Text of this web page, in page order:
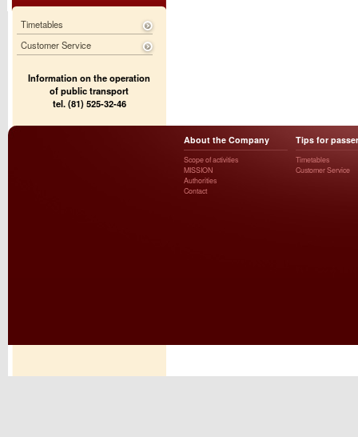
Timetables
Customer Service
Information on the operation
of public transport
tel. (81) 525-32-46
About the Company
Scope of activities
MISSION
Authorities
Contact
Tips for
Timetables
Customer Service